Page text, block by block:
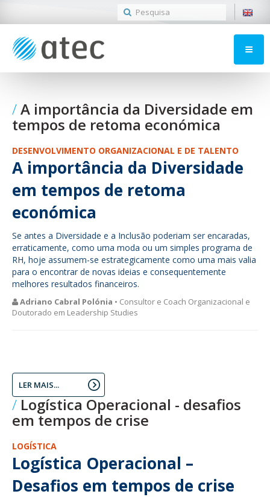
A importância da Diversidade em
tempos de retoma económica
DESENVOLVIMENTO ORGANIZACIONAL E DE TALENTO
A importância da Diversidade
em tempos de retoma
económica
Se antes a Diversidade e a Inclusão poderiam ser encaradas,
erraticamente, como uma moda ou um simples programa de
RH, hoje assumem-se estrategicamente como uma mais valia
para o encontrar de novas ideias e consequentemente
melhores resultados financeiros.
Adriano Cabral Polónia • Consultor e Coach Organizacional e
Doutorado em Leadership Studies
LER MAIS...
Logística Operacional - desafios
em tempos de crise
LOGÍSTICA
Logística Operacional –
Desafios em tempos de crise